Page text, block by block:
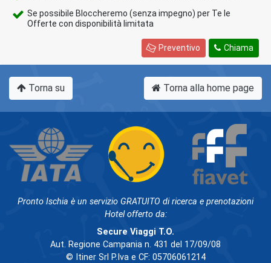
Se possibile Bloccheremo (senza impegno) per Te le
Offerte con disponibilità limitata
Chiama
Preventivo
Torna su Torna alla home page
Pronto Ischia è un servizio GRATUITO di ricerca e prenotazioni
Hotel offerto da:
Secure Viaggi T.O.
Aut. Regione Campania n. 431 del 17/09/08
© Itiner Srl P.Iva e CF: 05706061214